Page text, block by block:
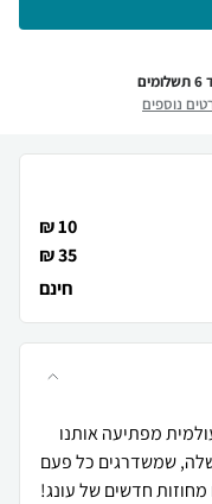
נוספים
10 ₪
35 ₪
חינם
מפתיעה אותנו
שמשדרגים כל פעם
מחוזות חדשים של עונג!